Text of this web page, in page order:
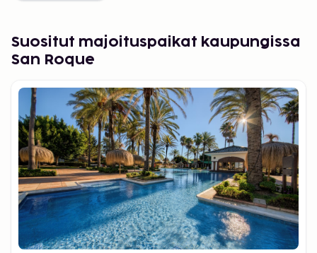
Suositut majoituspaikat kaupungissa
San Roque